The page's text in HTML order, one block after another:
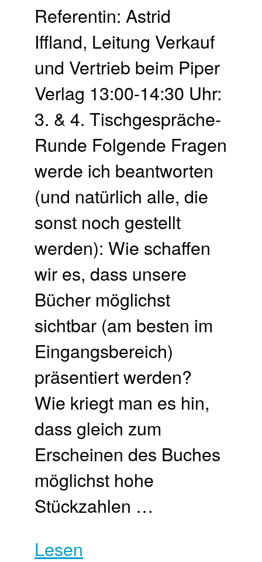
Referentin: Astrid
Iffland, Leitung Verkauf
und Vertrieb beim Piper
Verlag 13:00-14:30 Uhr:
3. & 4. Tischgespräche-
Runde Folgende Fragen
werde ich beantworten
(und natürlich alle, die
sonst noch gestellt
werden): Wie schaffen
wir es, dass unsere
Bücher möglichst
sichtbar (am besten im
Eingangsbereich)
präsentiert werden?
Wie kriegt man es hin,
dass gleich zum
Erscheinen des Buches
möglichst hohe
Stückzahlen …
Lesen